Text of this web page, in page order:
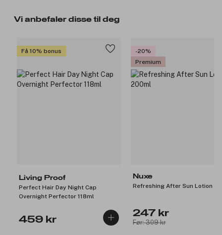
Vi anbefaler disse til deg
Få 10% bonus
Living Proof
Perfect Hair Day Night Cap
Overnight Perfector 118ml
459 kr
-20%
Premium
Nuxe
Refreshing After Sun Lotion
247 kr
Før: 309 kr